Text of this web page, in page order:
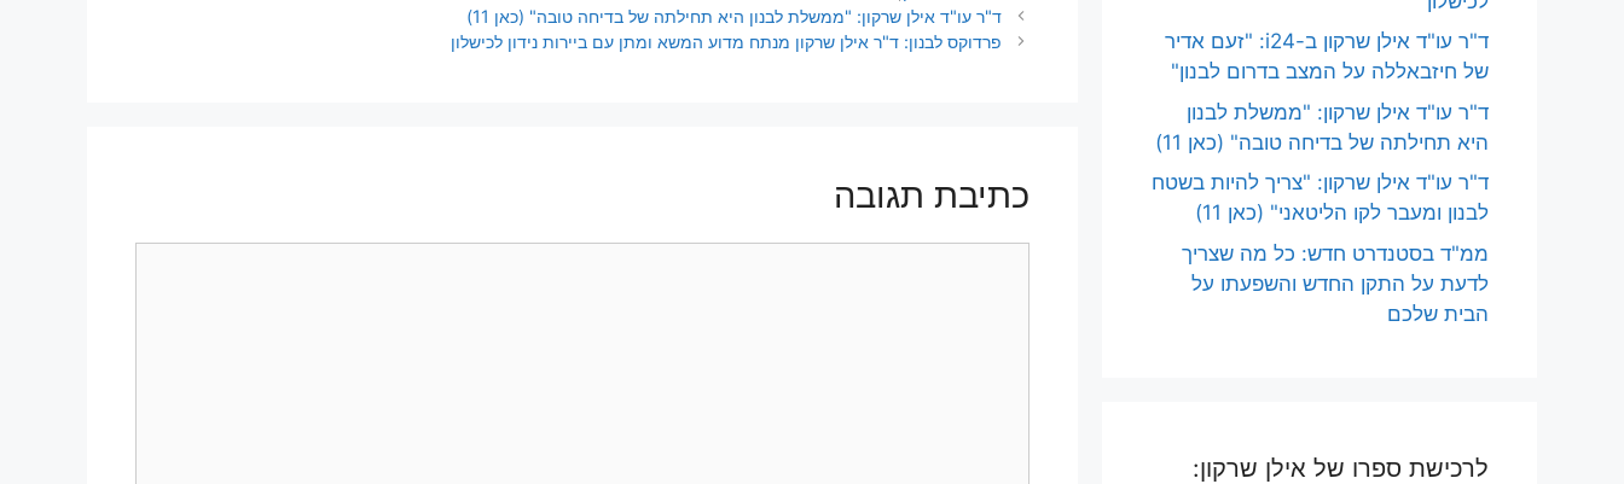
ד"ר עו"ד אילן שרקון: "ממשלת לבנון היא תחילתה של בדיחה טובה" (כאן 11)
פרדוקס לבנון: ד"ר אילן שרקון מנתח מדוע המשא ומתן עם ביירות נידון לכישלון
כתיבת תגובה
ד"ר עו"ד אילן שרקון ב-i24: "זעם אדיר
של חיזבאללה על המצב בדרום לבנון"
ד"ר עו"ד אילן שרקון: "ממשלת לבנון
היא תחילתה של בדיחה טובה" (כאן 11)
ד"ר עו"ד אילן שרקון: "צריך להיות בשטח
לבנון ומעבר לקו הליטאני" (כאן 11)
ממ"ד בסטנדרט חדש: כל מה שצריך
לדעת על התקן החדש והשפעתו על
הבית שלכם
לרכישת ספרו של אילן שרקון: